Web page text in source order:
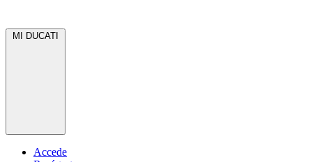
MI DUCATI
Accede